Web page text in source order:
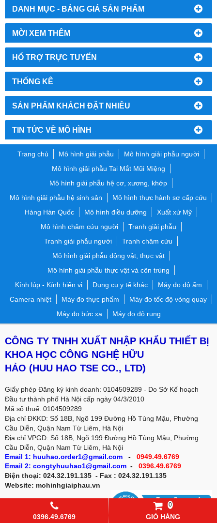
DANH MỤC - BẢNG GIÁ SẢN PHẨM
MỜI XEM THÊM
HỔ TRỢ TRỰC TUYẾN
THỐNG KÊ
SẢN PHẨM KHÁCH ĐẶT NHIỀU
TIN TỨC VỀ MÔ HÌNH
Trang chủ Mô hình giải phẫu
Mô hình giải phẫu người
Mô hình giải phẫu Tai Mắt Mũi Miệng
Mô hình giải phẫu hệ cơ, xương, khớp
Mô hình giải phẫu hệ sinh sản
Mô hình thực hành sơ cấp cứu
Hàng Hàn Quốc
Mô hình điều dưỡng
Xuất xứ Mỹ
Mô hình châm cứu người
Tranh giải phẫu
Tranh giải phẫu người
Tranh châm cứu
Mô hình giải phẫu động vật, thực vật
Mô hình giải phẫu thực vật và côn trùng
Kính lúp - Kính hiển vi
Dụng cụ y tế khác
Máy đo độ ẩm
Camera nhiệt
Máy đo thực phẩm
Máy đo tốc độ vòng quay
Máy đo bức xạ
Máy đo độ rung
CÔNG TY TNHH XUẤT NHẬP KHẨU THIẾT BỊ
KHOA HỌC CÔNG NGHỆ HỮU
HẢO (HUU HAO TSE CO., LTD)
Giấy phép Đăng ký kinh doanh: 0104509289 - Do Sở Kế hoạch
Đầu tư thành phố Hà Nội cấp ngày 04/3/2010
Mã số thuế: 0104509289
Địa chỉ ĐKKD: Số 18B, Ngõ 199 Đường Hồ Tùng Mậu, Phường
Cầu Diễn, Quận Nam Từ Liêm, Hà Nội
Địa chỉ VPGD: Số 18B, Ngõ 199 Đường Hồ Tùng Mậu, Phường
Cầu Diễn, Quận Nam Từ Liêm, Hà Nội
Email 1: huuhao.order1@gmail.com
-
0949.49.6769
Email 2: congtyhuuhao1@gmail.com -
0396.49.6769
Điện thoại: 024.32.191.135 - Fax : 024.32.191.135
Website: mohinhgiaiphau.vn
0396.49.6769
0
GIỎ HÀNG